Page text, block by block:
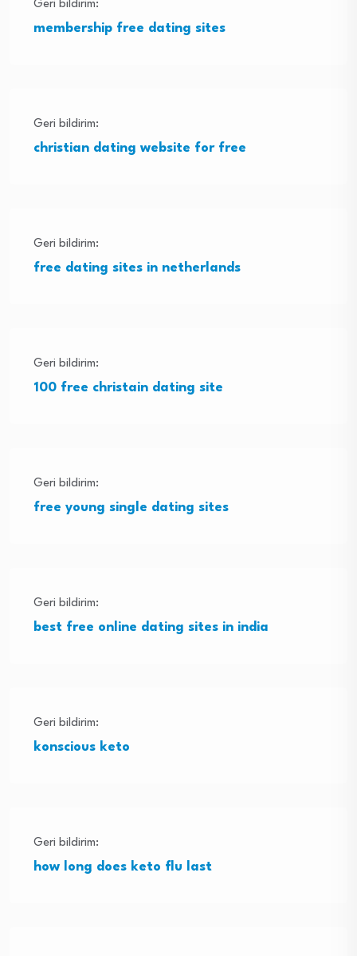
Geri bildirim:
membership free dating sites
Geri bildirim:
christian dating website for free
Geri bildirim:
free dating sites in netherlands
Geri bildirim:
100 free christain dating site
Geri bildirim:
free young single dating sites
Geri bildirim:
best free online dating sites in india
Geri bildirim:
konscious keto
Geri bildirim:
how long does keto flu last